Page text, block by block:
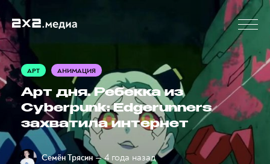
АРТ АНИМАЦИЯ
Арт дня. Ребекка из
Cyberpunk: Edgerunners
захватила интернет
Семён Трясин — 4 года назад